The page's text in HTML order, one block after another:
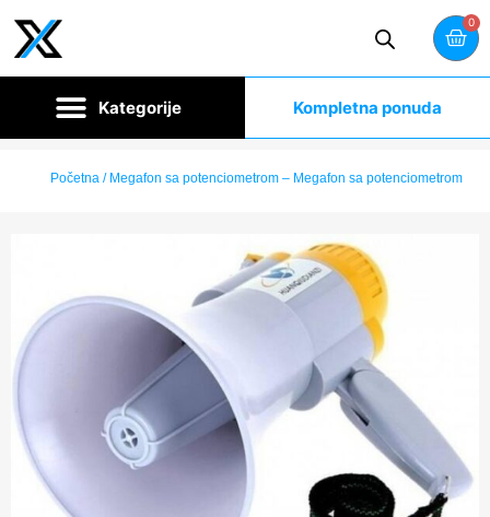
0
Kompletna ponuda
Početna/ Megafon sa potenciometrom – Megafon sa potenciometrom